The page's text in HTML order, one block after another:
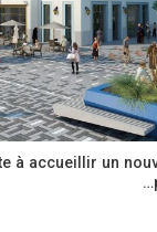
à accueillir un